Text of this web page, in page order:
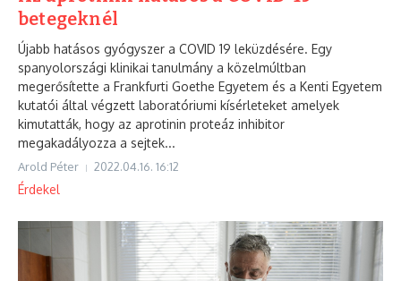
betegeknél
Újabb hatásos gyógyszer a COVID 19 leküzdésére. Egy
spanyolországi klinikai tanulmány a közelmúltban
megerősítette a Frankfurti Goethe Egyetem és a Kenti Egyetem
kutatói által végzett laboratóriumi kísérleteket amelyek
kimutatták, hogy az aprotinin proteáz inhibitor
megakadályozza a sejtek...
Arold Péter 2022.04.16. 16:12
Érdekel